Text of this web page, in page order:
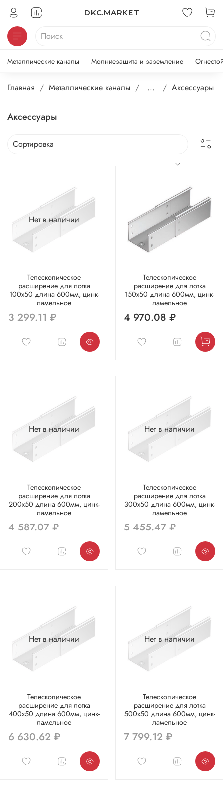
DKC.MARKET
Металлические каналы Молниезащита и заземление
Главная Металлические каналы ... Аксессуары
Аксессуары
Нет в наличии
Телескопическое
расширение для лотка
100х50 длина 600мм, цинк-
ламельное
3 299.11 ₽
Телескопическое
расширение для лотка
150х50 длина 600мм, цинк-
ламельное
4 970.08 ₽
Нет в наличии
Телескопическое
расширение для лотка
200х50 длина 600мм, цинк-
ламельное
4 587.07 ₽
Нет в наличии
Телескопическое
расширение для лотка
300х50 длина 600мм, цинк-
ламельное
5 455.47 ₽
Нет в наличии
Телескопическое
расширение для лотка
400х50 длина 600мм, цинк-
ламельное
6 630.62 ₽
Нет в наличии
Телескопическое
расширение для лотка
500х50 длина 600мм, цинк-
ламельное
7 799.12 ₽